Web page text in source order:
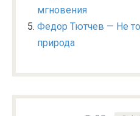
мгновения
Федор Тютчев — Не
природа